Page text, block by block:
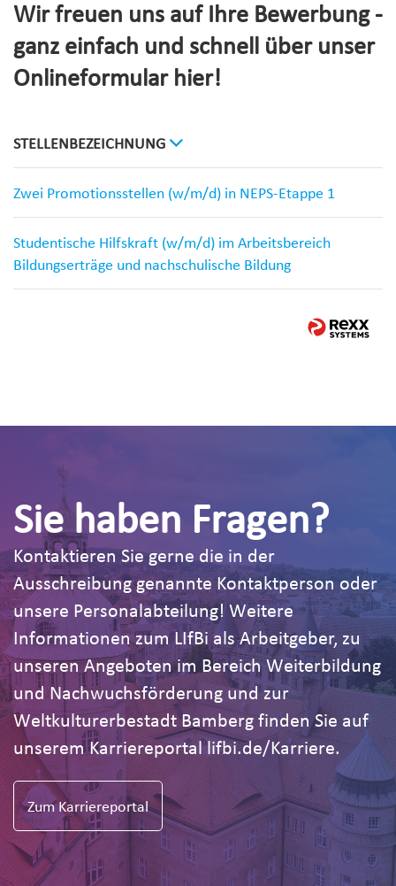
Wir freuen uns auf Ihre Bewerbung -
ganz einfach und schnell über unser
Onlineformular hier!
STELLENBEZEICHNUNG
Zwei Promotionsstellen (w/m/d) in NEPS-Etappe 1
Studentische Hilfskraft (w/m/d) im Arbeitsbereich
Bildungserträge und nachschulische Bildung
Sie haben Fragen?
Kontaktieren Sie gerne die in der
Ausschreibung genannte Kontaktperson oder
unsere Personalabteilung! Weitere
Informationen zum LIfBi als Arbeitgeber, zu
unseren Angeboten im Bereich Weiterbildung
und Nachwuchsförderung und zur
Weltkulturerbestadt Bamberg finden Sie auf
unserem Karriereportal lifbi.de/Karriere.
Zum Karriereportal